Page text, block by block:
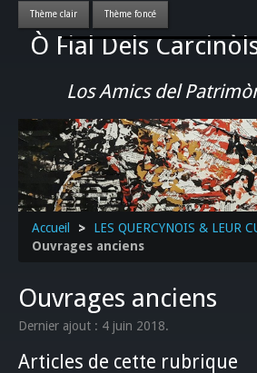
Ò Fial Dels
Los Amics del
Accueil
LES QUERCYNOIS & LEUR
PATRIMOINE
GASTRONOMIE
ACTUALITE-CULTURE-
>>
Accueil > LES QUERCYNOIS & LEUR
Ouvrages anciens
Ouvrages anciens
Dernier ajout : 4 juin 2018.
Articles de cette rubrique